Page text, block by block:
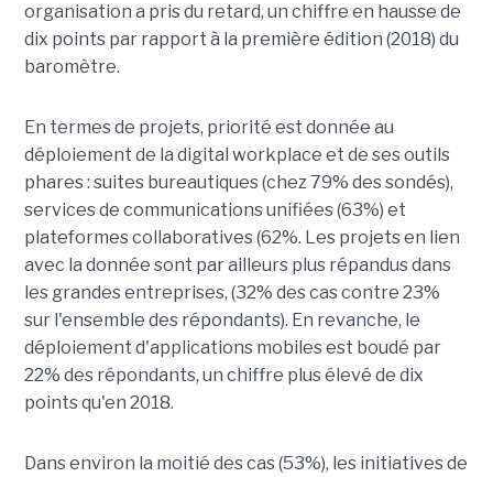
organisation a pris du retard, un chiffre en hausse de
dix points par rapport à la première édition (2018) du
baromètre.
En termes de projets, priorité est donnée au
déploiement de la digital workplace et de ses outils
phares : suites bureautiques (chez 79% des sondés),
services de communications unifiées (63%) et
plateformes collaboratives (62%. Les projets en lien
avec la donnée sont par ailleurs plus répandus dans
les grandes entreprises, (32% des cas contre 23%
sur l'ensemble des répondants). En revanche, le
déploiement d'applications mobiles est boudé par
22% des répondants, un chiffre plus élevé de dix
points qu'en 2018.
Dans environ la moitié des cas (53%), les initiatives de